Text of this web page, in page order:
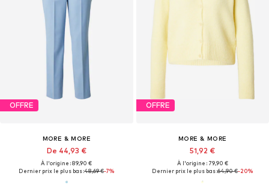
OFFRE
MORE & MORE
De 44,93 €
À l'origine : 89,90 €
Dernier prix le plus bas :48,69 €-7%
OFFRE
MORE & MORE
51,92 €
À l'origine : 79,90 €
Dernier prix le plus bas :64,90 €-20%